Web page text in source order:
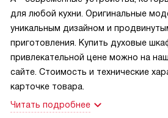
для любой кухни. Оригинальные
уникальным дизайном и
приготовления. Купить духовые
привлекательной цене можно на
сайте. Стоимость и технические
карточке товара.
Читать подробнее